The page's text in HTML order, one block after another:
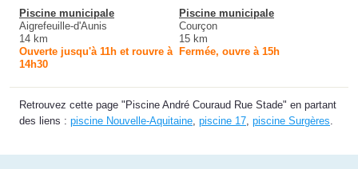
Piscine municipale
Aigrefeuille-d'Aunis
14 km
Ouverte jusqu'à 11h et rouvre à
14h30
Piscine municipale
Courçon
15 km
Fermée, ouvre à 15h
Retrouvez cette page "Piscine André Couraud Rue Stade" en partant
des liens : piscine Nouvelle-Aquitaine, piscine 17, piscine Surgères.